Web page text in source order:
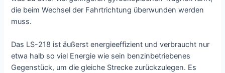
die beim Wechsel der Fahrtrichtung überwunden werden
muss.
Das LS-218 ist äußerst energieeffizient und verbraucht nur
etwa halb so viel Energie wie sein benzinbetriebenes
Gegenstück, um die gleiche Strecke zurückzulegen. Es